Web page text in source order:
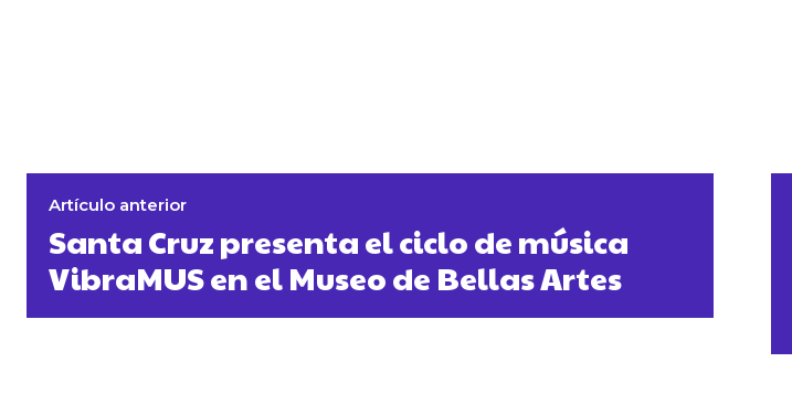
Artículo anterior
Santa Cruz presenta el ciclo de música
VibraMUS en el Museo de Bellas Artes